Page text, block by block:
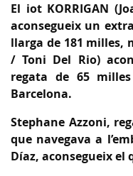
El iot KORRIGAN
aconsegueix un
llarga de 181 milles,
/ Toni Del Rio)
regata de 65 milles
Barcelona.
Stephane Azzoni,
que navegava a
Díaz, aconsegueix el